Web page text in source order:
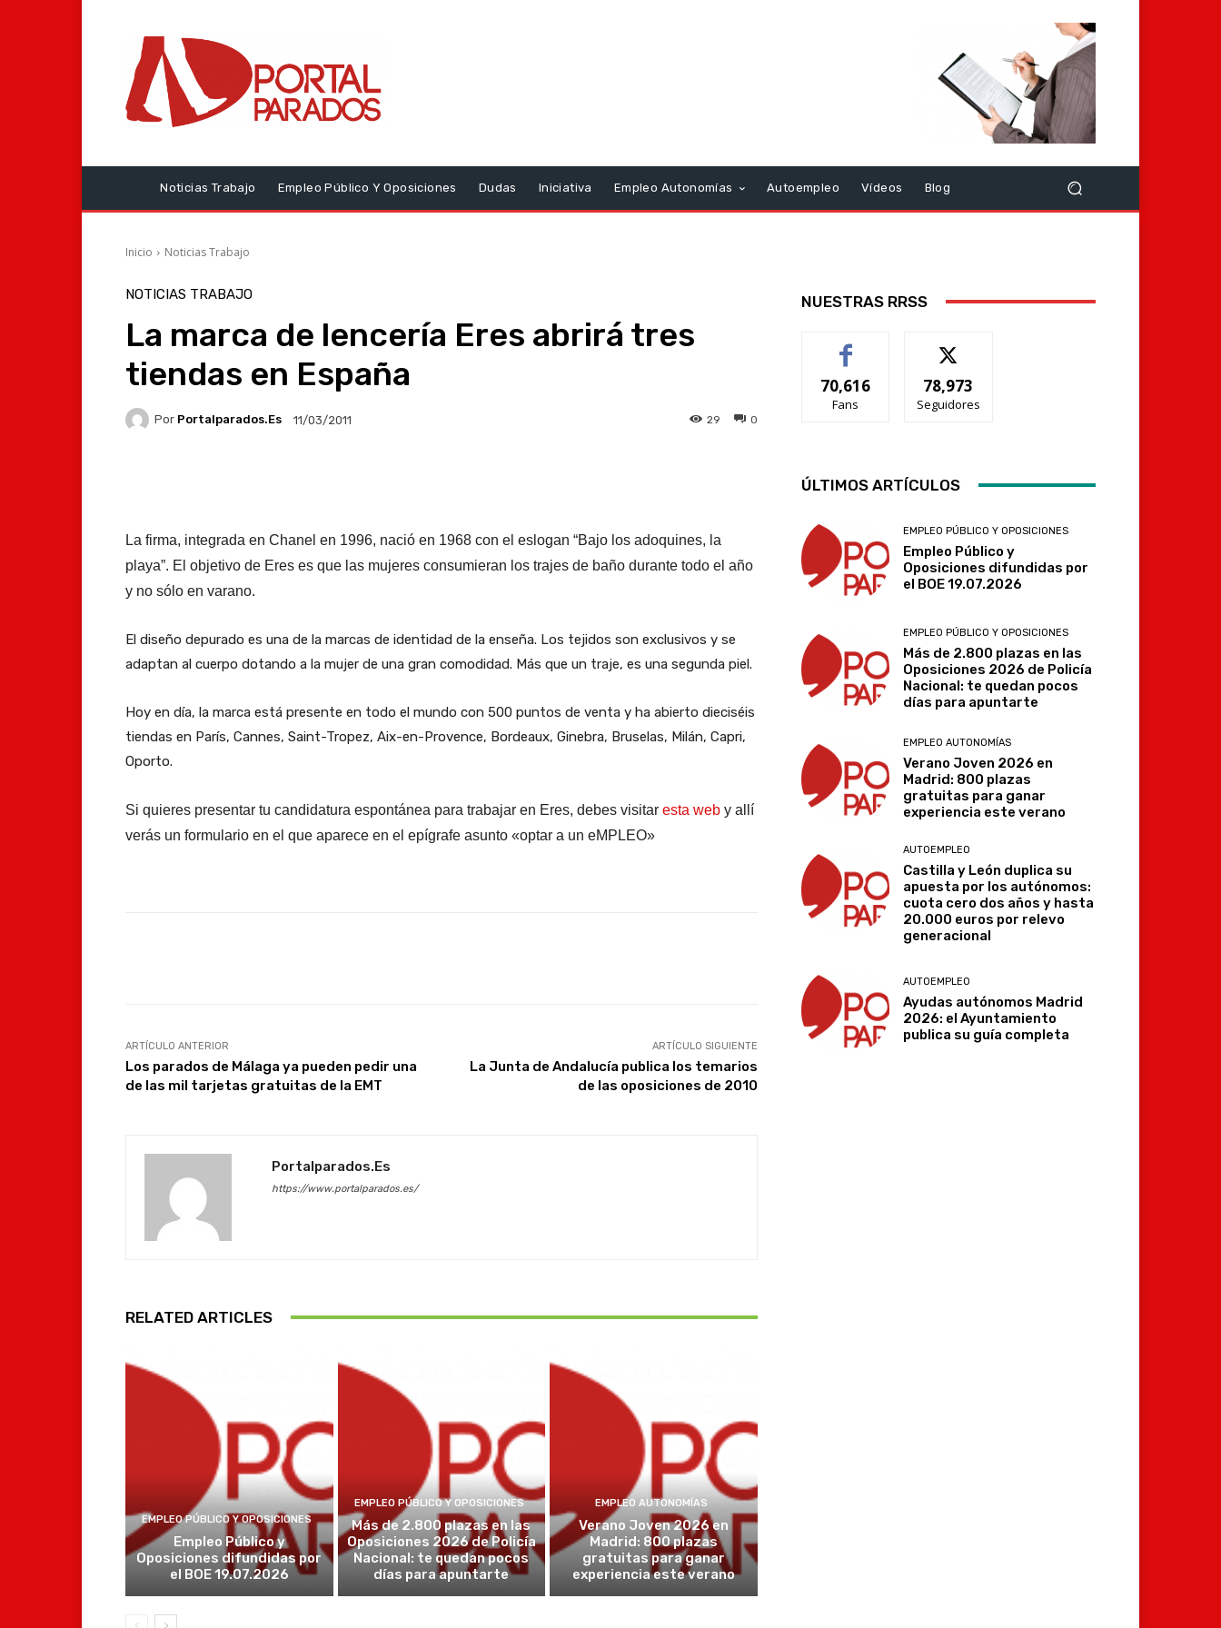
Noticias Trabajo Empleo Público Y Oposiciones Dudas Iniciativa Empleo Autonomías Autoempleo Vídeos Blog
Inicio Noticias Trabajo
NOTICIAS TRABAJO
La marca de lencería Eres abrirá tres
tiendas en España
Por Portalparados.es 11/03/2011 0
29
Telegram
La firma, integrada en Chanel en 1996, nació en 1968 con el eslogan “Bajo los adoquines, la
playa”. El objetivo de Eres es que las mujeres consumieran los trajes de baño durante todo el año
y no sólo en varano.
El diseño depurado es una de la marcas de identidad de la enseña. Los tejidos son exclusivos y se
adaptan al cuerpo dotando a la mujer de una gran comodidad. Más que un traje, es una segunda piel.
Hoy en día, la marca está presente en todo el mundo con 500 puntos de venta y ha abierto dieciséis
tiendas en París, Cannes, Saint-Tropez, Aix-en-Provence, Bordeaux, Ginebra, Bruselas, Milán, Capri,
Oporto.
Si quieres presentar tu candidatura espontánea para trabajar en Eres, debes visitar esta web y allí
verás un formulario en el que aparece en el epígrafe asunto «optar a un eMPLEO»
ARTÍCULO ANTERIOR
Los parados de Málaga ya pueden pedir una
de las mil tarjetas gratuitas de la EMT
ARTÍCULO SIGUIENTE
La Junta de Andalucía publica los temarios
de las oposiciones de 2010
Portalparados.es
https://www.portalparados.es/
RELATED ARTICLES
EMPLEO PÚBLICO Y OPOSICIONES
Empleo Público y
Oposiciones difundidas por
el BOE 19.07.2026
EMPLEO PÚBLICO Y OPOSICIONES
Más de 2.800 plazas en las
Oposiciones 2026 de Policía
Nacional: te quedan pocos
días para apuntarte
EMPLEO AUTONOMÍAS
Verano Joven 2026 en
Madrid: 800 plazas
gratuitas para ganar
experiencia este verano
NUESTRAS RRSS
70,616
Fans
78,973
Seguidores
ÚLTIMOS ARTÍCULOS
EMPLEO PÚBLICO Y OPOSICIONES
Empleo Público y
Oposiciones difundidas por
el BOE 19.07.2026
EMPLEO PÚBLICO Y OPOSICIONES
Más de 2.800 plazas en las
Oposiciones 2026 de Policía
Nacional: te quedan pocos
días para apuntarte
EMPLEO AUTONOMÍAS
Verano Joven 2026 en
Madrid: 800 plazas
gratuitas para ganar
experiencia este verano
AUTOEMPLEO
Castilla y León duplica su
apuesta por los autónomos:
cuota cero dos años y hasta
20.000 euros por relevo
generacional
AUTOEMPLEO
Ayudas autónomos Madrid
2026: el Ayuntamiento
publica su guía completa